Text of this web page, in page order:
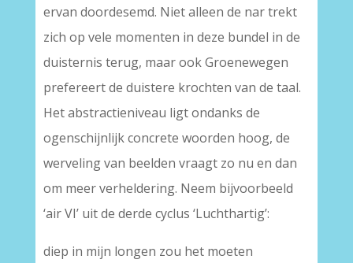
ervan doordesemd. Niet alleen de nar trekt
zich op vele momenten in deze bundel in de
duisternis terug, maar ook Groenewegen
prefereert de duistere krochten van de taal.
Het abstractieniveau ligt ondanks de
ogenschijnlijk concrete woorden hoog, de
werveling van beelden vraagt zo nu en dan
om meer verheldering. Neem bijvoorbeeld
‘air VI’ uit de derde cyclus ‘Luchthartig’:
diep in mijn longen zou het moeten